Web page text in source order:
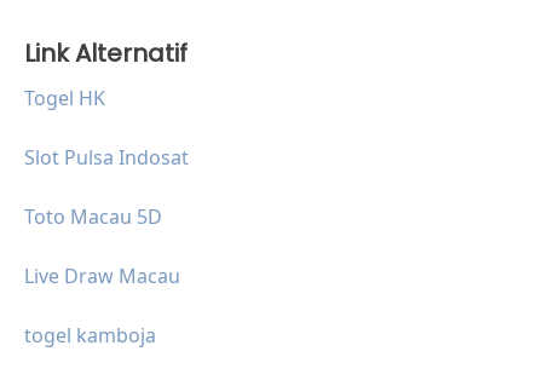
Link Alternatif
Togel HK
Slot Pulsa Indosat
Toto Macau 5D
Live Draw Macau
togel kamboja